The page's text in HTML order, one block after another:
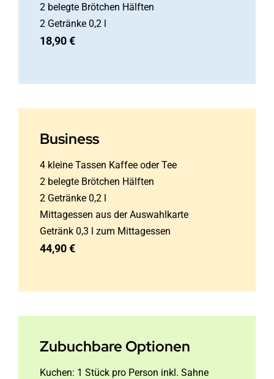
2 belegte Brötchen Hälften
2 Getränke 0,2 l
18,90 €
Business
4 kleine Tassen Kaffee oder Tee
2 belegte Brötchen Hälften
2 Getränke 0,2 l
Mittagessen aus der Auswahlkarte
Getränk 0,3 l zum Mittagessen
44,90 €
Zubuchbare Optionen
Kuchen: 1 Stück pro Person inkl. Sahne